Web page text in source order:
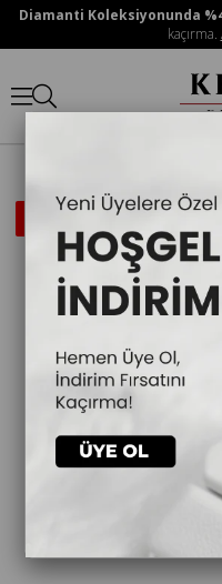
Diamanti Koleksiyonunda
kaçırma.
İNDIRIMLI